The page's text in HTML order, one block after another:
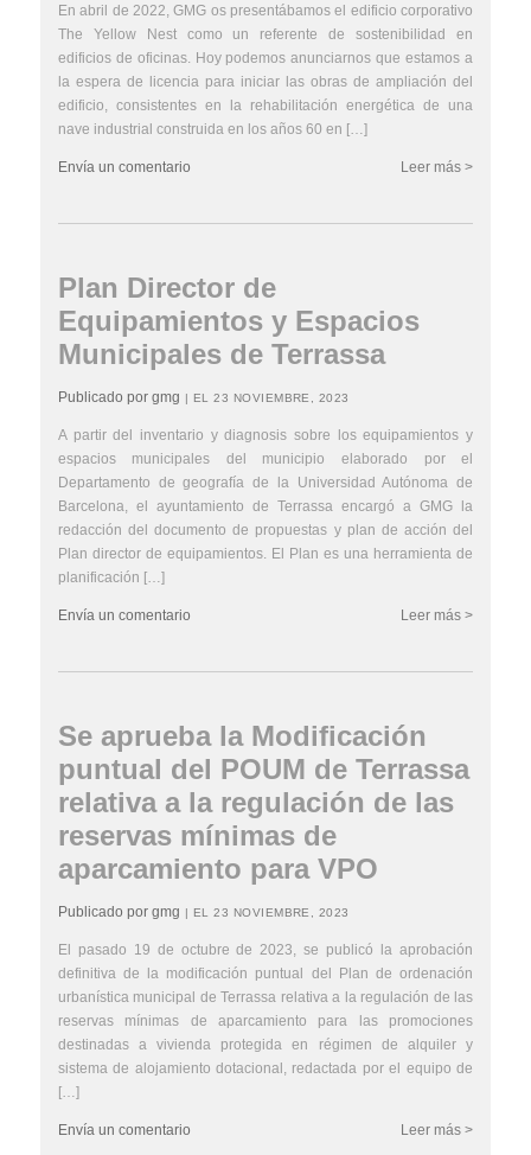
En abril de 2022, GMG os presentábamos el edificio corporativo
The Yellow Nest como un referente de sostenibilidad en
edificios de oficinas. Hoy podemos anunciarnos que estamos a
la espera de licencia para iniciar las obras de ampliación del
edificio, consistentes en la rehabilitación energética de una
nave industrial construida en los años 60 en […]
Leer más >
Envía un comentario
Plan Director de
Equipamientos y Espacios
Municipales de Terrassa
Publicado por gmg | EL 23 NOVIEMBRE, 2023
A partir del inventario y diagnosis sobre los equipamientos y
espacios municipales del municipio elaborado por el
Departamento de geografía de la Universidad Autónoma de
Barcelona, el ayuntamiento de Terrassa encargó a GMG la
redacción del documento de propuestas y plan de acción del
Plan director de equipamientos. El Plan es una herramienta de
planificación […]
Leer más >
Envía un comentario
Se aprueba la Modificación
puntual del POUM de Terrassa
relativa a la regulación de las
reservas mínimas de
aparcamiento para VPO
Publicado por gmg | EL 23 NOVIEMBRE, 2023
El pasado 19 de octubre de 2023, se publicó la aprobación
definitiva de la modificación puntual del Plan de ordenación
urbanística municipal de Terrassa relativa a la regulación de las
reservas mínimas de aparcamiento para las promociones
destinadas a vivienda protegida en régimen de alquiler y
sistema de alojamiento dotacional, redactada por el equipo de
[…]
Leer más >
Envía un comentario